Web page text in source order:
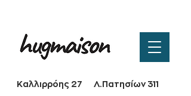
Καλλιρρόης 27
Λ.Πατησίων 311